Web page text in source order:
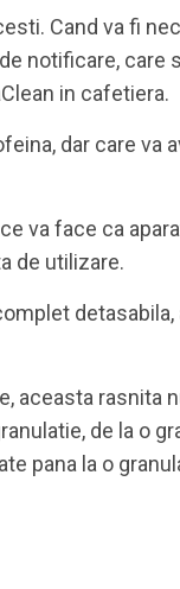
Cand va fi
notificare, care
in cafetiera.
dar care va
va face ca
de utilizare.
aceasta rasnita
de la o
pana la o